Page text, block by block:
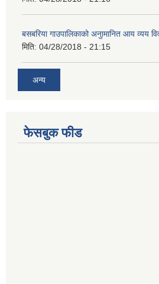
बसबरिया गाउपालिकाको अनुामानित आय व्यय
मिति: 04/28/2018 - 21:15
अन्य
फेसबुक फीड